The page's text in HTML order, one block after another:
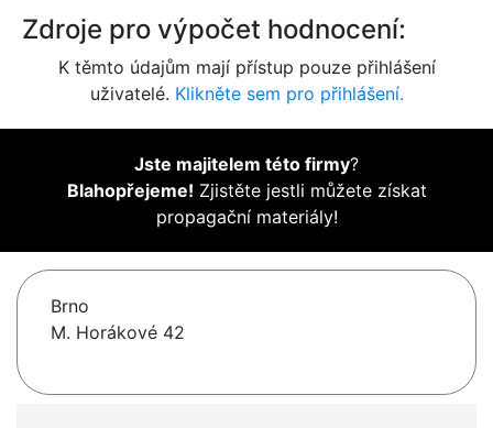
Zdroje pro výpočet hodnocení:
K těmto údajům mají přístup pouze přihlášení
uživatelé. Klikněte sem pro přihlášení.
Jste majitelem této firmy?
Blahopřejeme! Zjistěte jestli můžete získat
propagační materiály!
Brno
M. Horákové 42